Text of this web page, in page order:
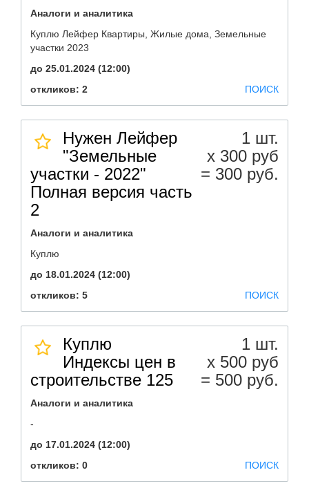
Аналоги и аналитика
Куплю Лейфер Квартиры, Жилые дома, Земельные
участки 2023
до 25.01.2024 (12:00)
откликов: 2
ПОИСК
Нужен Лейфер
"Земельные
участки - 2022"
Полная версия часть
2
1 шт.
х 300 руб
= 300 руб.
Аналоги и аналитика
Куплю
до 18.01.2024 (12:00)
откликов: 5
ПОИСК
Куплю
Индексы цен в
строительстве 125
1 шт.
х 500 руб
= 500 руб.
Аналоги и аналитика
-
до 17.01.2024 (12:00)
откликов: 0
ПОИСК